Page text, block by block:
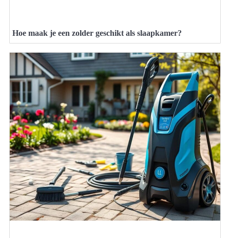
Hoe maak je een zolder geschikt als slaapkamer?